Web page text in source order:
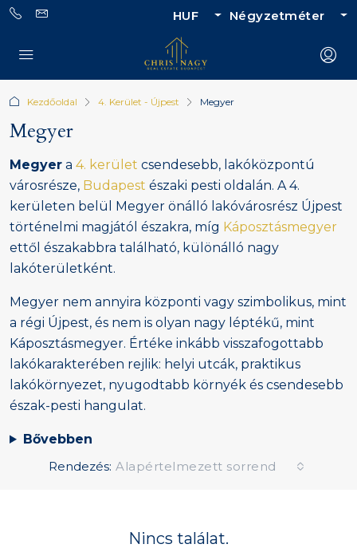
HUF Négyzetméter
Kezdőoldal 4. Kerület - Újpest Megyer
Megyer
Megyer a 4. kerület csendesebb, lakóközpontú
városrésze, Budapest északi pesti oldalán. A 4.
kerületen belül Megyer önálló lakóvárosrész Újpest
történelmi magjától északra, míg Káposztásmegyer
ettől északabbra található, különálló nagy
lakóterületként.
Megyer nem annyira központi vagy szimbolikus, mint
a régi Újpest, és nem is olyan nagy léptékű, mint
Káposztásmegyer. Értéke inkább visszafogottabb
lakókarakterében rejlik: helyi utcák, praktikus
lakókörnyezet, nyugodtabb környék és csendesebb
észak-pesti hangulat.
Bővebben
Rendezés: Alapértelmezett sorrend
Nincs találat.